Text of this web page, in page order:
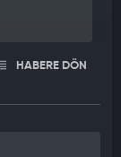
HABERE DÖN